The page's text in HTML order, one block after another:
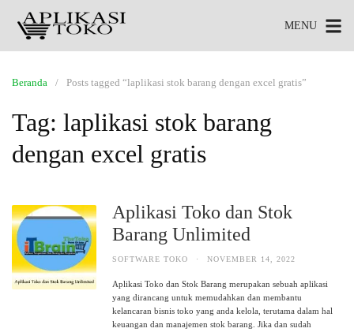
MENU
Beranda Posts tagged “laplikasi stok barang dengan excel gratis”
Tag: laplikasi stok barang
dengan excel gratis
Aplikasi Toko dan Stok
Barang Unlimited
SOFTWARE TOKO · NOVEMBER 14, 2022
Aplikasi Toko dan Stok Barang merupakan sebuah aplikasi
yang dirancang untuk memudahkan dan membantu
kelancaran bisnis toko yang anda kelola, terutama dalam hal
keuangan dan manajemen stok barang. Jika dan sudah